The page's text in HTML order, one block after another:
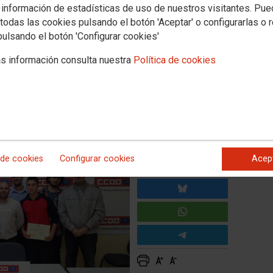
de estadísticas de uso de nuestros visitantes.
las cookies pulsando el botón 'Aceptar' o configurarlas o
el botón 'Configurar cookies'
información consulta nuestra Política de cookies
cookies Configurar cookies
a los alumnos del curso
EN RELACIÓN
profesionalidad parcial